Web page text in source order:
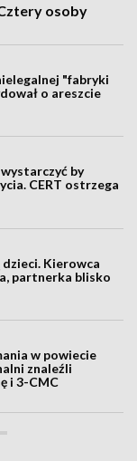
osoby
"fabryki
o areszcie
by
CERT ostrzega
Kierowca
partnerka blisko
w powiecie
znaleźli
i 3-CMC